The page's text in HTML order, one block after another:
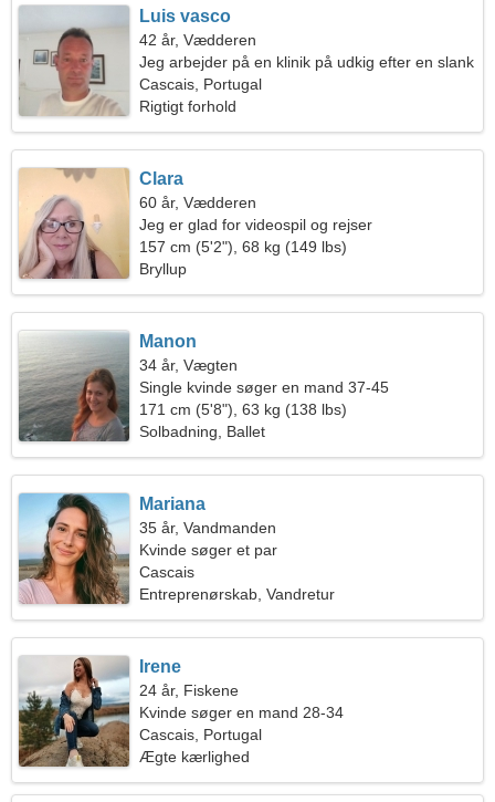
Luis vasco
42 år, Vædderen
Jeg arbejder på en klinik på udkig efter en slank
kvinde
Cascais, Portugal
Rigtigt forhold
Clara
60 år, Vædderen
Jeg er glad for videospil og rejser
157 cm (5'2"), 68 kg (149 lbs)
Bryllup
Manon
34 år, Vægten
Single kvinde søger en mand 37-45
171 cm (5'8"), 63 kg (138 lbs)
Solbadning, Ballet
Mariana
35 år, Vandmanden
Kvinde søger et par
Cascais
Entreprenørskab, Vandretur
Irene
24 år, Fiskene
Kvinde søger en mand 28-34
Cascais, Portugal
Ægte kærlighed